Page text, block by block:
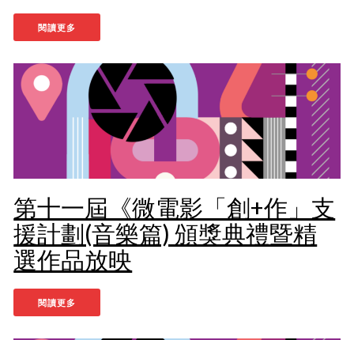
閱讀更多
第十一屆《微電影「創+作」支
援計劃(音樂篇) 頒獎典禮暨精
選作品放映
閱讀更多